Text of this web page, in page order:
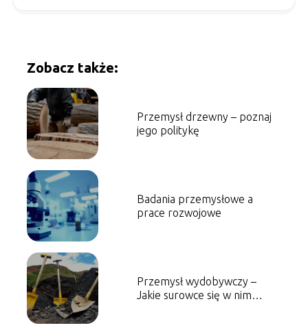
Zobacz także:
Przemysł drzewny – poznaj
jego politykę
Badania przemysłowe a
prace rozwojowe
Przemysł wydobywczy –
Jakie surowce się w nim